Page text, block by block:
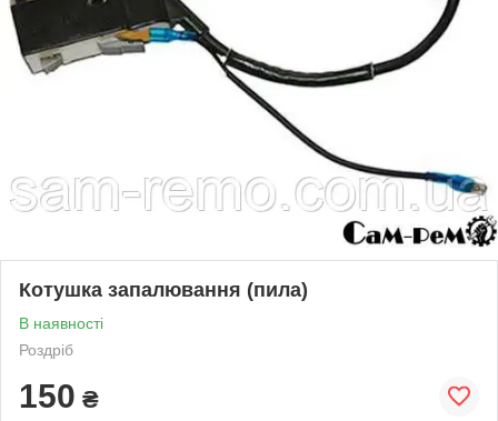
Котушка запалювання (пила)
В наявності
Роздріб
150 ₴